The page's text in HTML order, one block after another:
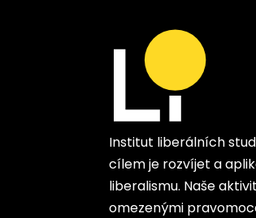
Institut liberálních
cílem je rozvíjet a
liberalismu. Naše
omezenými